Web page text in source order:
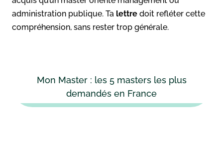
administration publique. Ta lettre doit refléter cette
compréhension, sans rester trop générale.
Mon Master : les 5 masters les plus
demandés en France